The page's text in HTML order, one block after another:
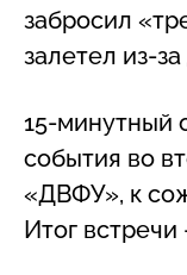
забросил
залетел из-
15-минутный
события во
«ДВФУ», к
Итог встречи